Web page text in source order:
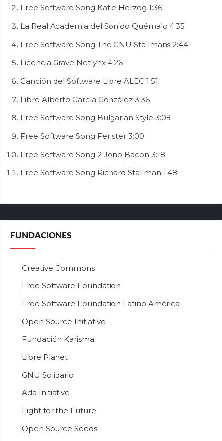
Free Software Song Katie Herzog 1:36
La Real Academia del Sonido Quémalo 4:35
Free Software Song The GNU Stallmans 2:44
Licencia Grave Netlynx 4:26
Canción del Software Libre ALEC 1:51
Libre Alberto García González 3:36
Free Software Song Bulgarian Style 3:08
Free Software Song Fenster 3:00
Free Software Song 2 Jono Bacon 3:18
Free Software Song Richard Stallman 1:48
FUNDACIONES
Creative Commons
Free Software Foundation
Free Software Foundation Latino América
Open Source Initiative
Fundación Karisma
Libre Planet
GNU Solidario
Ada Initiative
Fight for the Future
Open Source Seeds